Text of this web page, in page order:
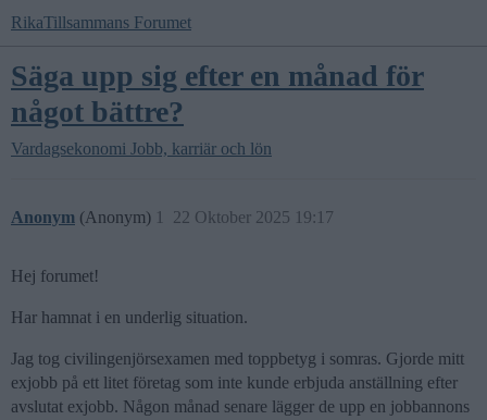
RikaTillsammans Forumet
Säga upp sig efter en månad för
något bättre?
Vardagsekonomi Jobb, karriär och lön
Anonym (Anonym) 22 Oktober 2025 19:17
1
Hej forumet!
Har hamnat i en underlig situation.
Jag tog civilingenjörsexamen med toppbetyg i somras. Gjorde mitt
exjobb på ett litet företag som inte kunde erbjuda anställning efter
avslutat exjobb. Någon månad senare lägger de upp en jobbannons